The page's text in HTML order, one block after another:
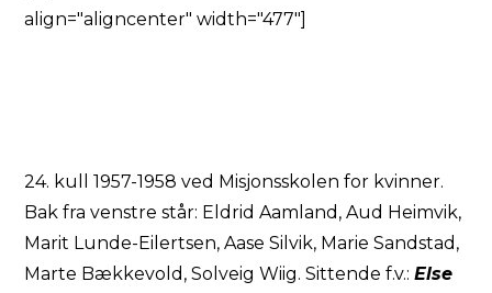
align="aligncenter" width="477"]
24. kull 1957-1958 ved Misjonsskolen for kvinner.
Bak fra venstre står: Eldrid Aamland, Aud Heimvik,
Marit Lunde-Eilertsen, Aase Silvik, Marie Sandstad,
Marte Bækkevold, Solveig Wiig. Sittende f.v.:Else